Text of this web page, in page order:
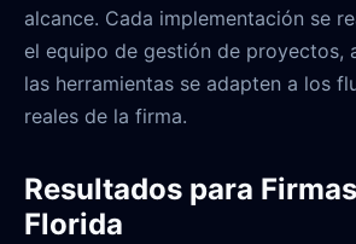
alcance. Cada implementación se
el equipo de gestión de proyectos,
las herramientas se adapten a los
reales de la firma.
Resultados para
Florida